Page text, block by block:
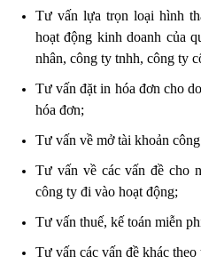
Tư vấn lựa trọn loại hình
hoạt động kinh doanh của
nhân, công ty tnhh, công ty
Tư vấn đặt in hóa đơn cho
hóa đơn;
Tư vấn về mở tài khoản
Tư vấn về các vấn đề cho
công ty đi vào hoạt động;
Tư vấn thuế, kế toán miễn
Tư vấn các vấn đề khác theo